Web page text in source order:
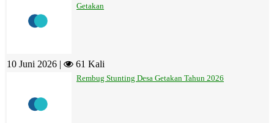
Getakan
10 Juni 2026 | 61 Kali
Rembug Stunting Desa Getakan Tahun 2026